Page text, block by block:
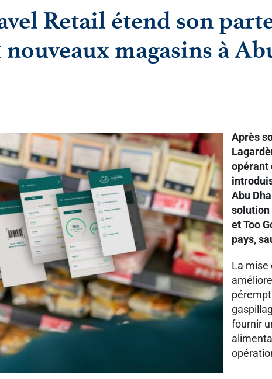
Retail étend son
nouveaux magasins à
Après
opérant
Abu
solution
et Too
pays,
La mise
fournir